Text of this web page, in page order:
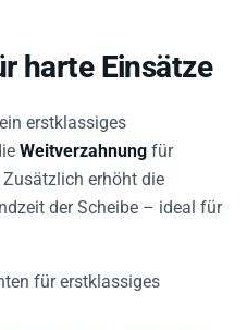
harte Einsätze
erstklassiges
Weitverzahnung für
erhöht die
der Scheibe – ideal für
für erstklassiges